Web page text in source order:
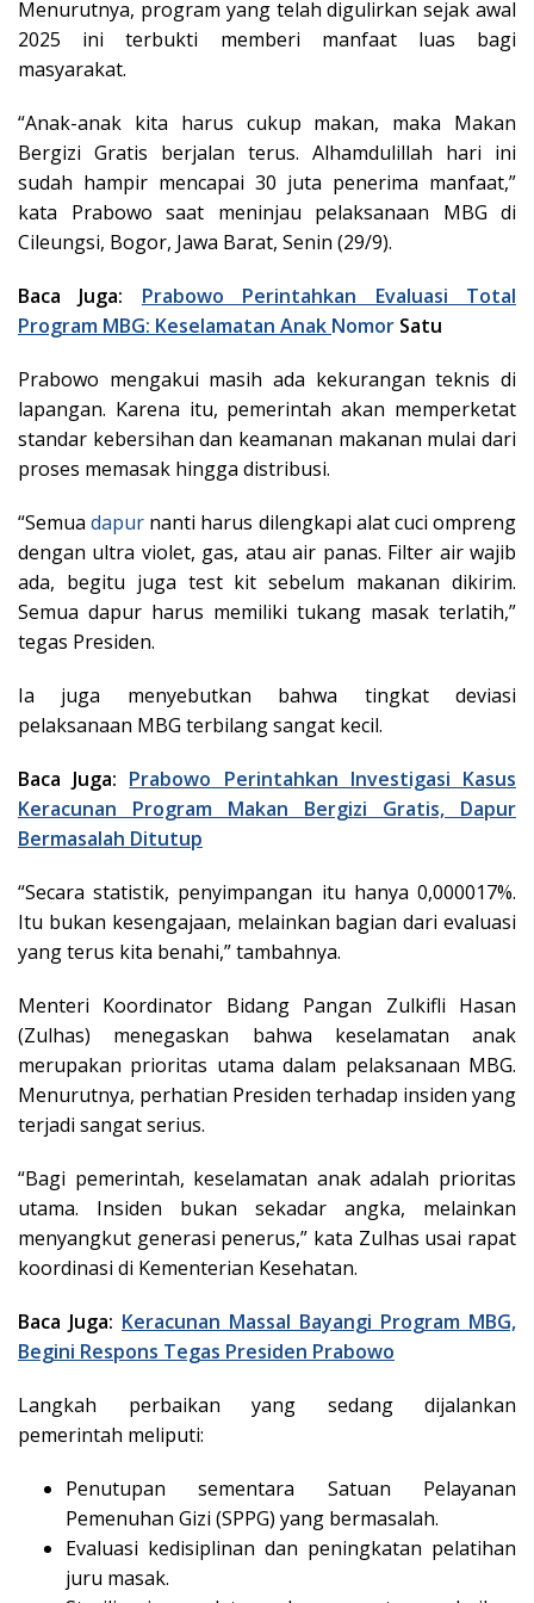
Menurutnya, program yang telah digulirkan sejak awal
2025 ini terbukti memberi manfaat luas bagi
masyarakat.
“Anak-anak kita harus cukup makan, maka Makan
Bergizi Gratis berjalan terus. Alhamdulillah hari ini
sudah hampir mencapai 30 juta penerima manfaat,”
kata Prabowo saat meninjau pelaksanaan MBG di
Cileungsi, Bogor, Jawa Barat, Senin (29/9).
Baca Juga: Prabowo Perintahkan Evaluasi Total
Program MBG: Keselamatan Anak Nomor Satu
Prabowo mengakui masih ada kekurangan teknis di
lapangan. Karena itu, pemerintah akan memperketat
standar kebersihan dan keamanan makanan mulai dari
proses memasak hingga distribusi.
“Semuadapur nanti harus dilengkapi alat cuci ompreng
dengan ultra violet, gas, atau air panas. Filter air wajib
ada, begitu juga test kit sebelum makanan dikirim.
Semua dapur harus memiliki tukang masak terlatih,”
tegas Presiden.
Ia juga menyebutkan bahwa tingkat deviasi
pelaksanaan MBG terbilang sangat kecil.
Baca Juga: Prabowo Perintahkan Investigasi Kasus
Keracunan Program Makan Bergizi Gratis, Dapur
Bermasalah Ditutup
“Secara statistik, penyimpangan itu hanya 0,000017%.
Itu bukan kesengajaan, melainkan bagian dari evaluasi
yang terus kita benahi,” tambahnya.
Menteri Koordinator Bidang Pangan Zulkifli Hasan
(Zulhas) menegaskan bahwa keselamatan anak
merupakan prioritas utama dalam pelaksanaan MBG.
Menurutnya, perhatian Presiden terhadap insiden yang
terjadi sangat serius.
“Bagi pemerintah, keselamatan anak adalah prioritas
utama. Insiden bukan sekadar angka, melainkan
menyangkut generasi penerus,” kata Zulhas usai rapat
koordinasi di Kementerian Kesehatan.
Baca Juga: Keracunan Massal Bayangi Program MBG,
Begini Respons Tegas Presiden Prabowo
Langkah perbaikan yang sedang dijalankan
pemerintah meliputi:
Penutupan sementara Satuan Pelayanan
Pemenuhan Gizi (SPPG) yang bermasalah.
Evaluasi kedisiplinan dan peningkatan pelatihan
juru masak.